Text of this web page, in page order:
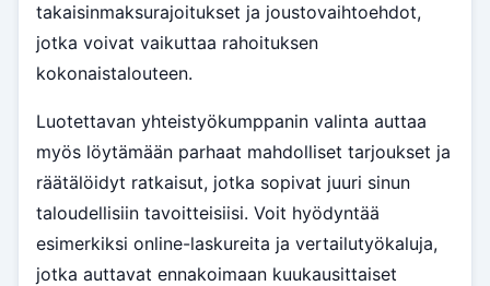
takaisinmaksurajoitukset ja joustovaihtoehdot,
jotka voivat vaikuttaa rahoituksen
kokonaistalouteen.
Luotettavan yhteistyökumppanin valinta auttaa
myös löytämään parhaat mahdolliset tarjoukset ja
räätälöidyt ratkaisut, jotka sopivat juuri sinun
taloudellisiin tavoitteisiisi. Voit hyödyntää
esimerkiksi online-laskureita ja vertailutyökaluja,
jotka auttavat ennakoimaan kuukausittaiset